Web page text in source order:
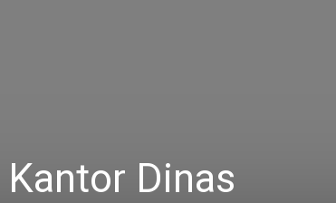
Dinas